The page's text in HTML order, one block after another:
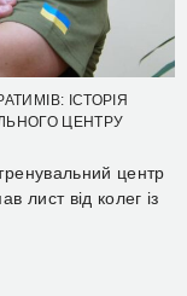
ІСТОРІЯ
ЦЕНТРУ
центр
лист від колег із